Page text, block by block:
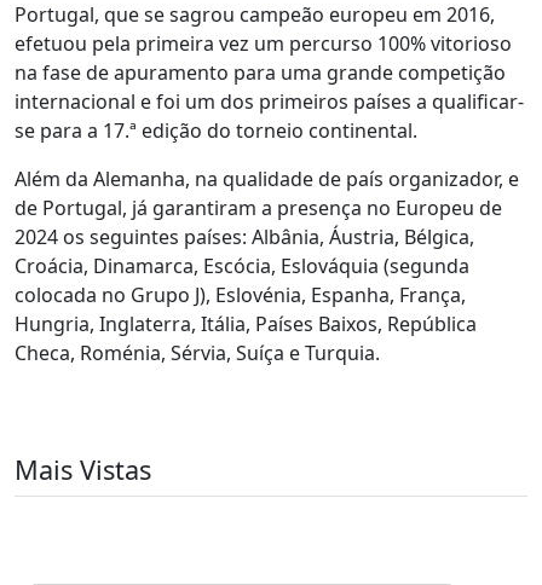
Portugal, que se sagrou campeão europeu em 2016,
efetuou pela primeira vez um percurso 100% vitorioso
na fase de apuramento para uma grande competição
internacional e foi um dos primeiros países a qualificar-
se para a 17.ª edição do torneio continental.
Além da Alemanha, na qualidade de país organizador, e
de Portugal, já garantiram a presença no Europeu de
2024 os seguintes países: Albânia, Áustria, Bélgica,
Croácia, Dinamarca, Escócia, Eslováquia (segunda
colocada no Grupo J), Eslovénia, Espanha, França,
Hungria, Inglaterra, Itália, Países Baixos, República
Checa, Roménia, Sérvia, Suíça e Turquia.
Mais Vistas